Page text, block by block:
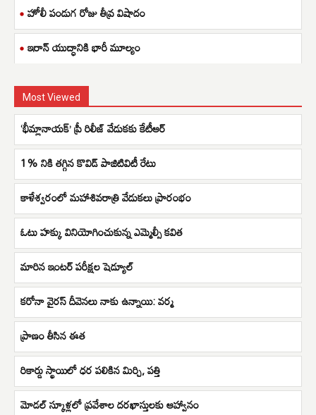
హోలీ పండుగ రోజు తీవ్ర విషాదం
ఇరాన్ యుద్ధానికి భారీ మూల్యం
Most Viewed
‘భీమ్లానాయక్’ ప్రీ రిలీజ్ వేడుకకు కేటీఆర్
1% నికి తగ్గిన కొవిడ్ పాజిటివిటీ రేటు
కాళేశ్వరంలో మహాశివరాత్రి వేడుకలు ప్రారంభం
ఓటు హక్కు వినియోగించుకున్న ఎమ్మెల్సీ కవిత
మారిన ఇంటర్ పరీక్షల షెడ్యూల్
కరోనా వైరస్ దీవెనలు నాకు ఉన్నాయి: వర్మ
ప్రాణం తీసిన ఈత
రికార్డు స్థాయిలో ధర పలికిన మిర్చి, పత్తి
మోడల్ స్కూళ్లలో ప్రవేశాల దరఖాస్తులకు ఆహ్వానం